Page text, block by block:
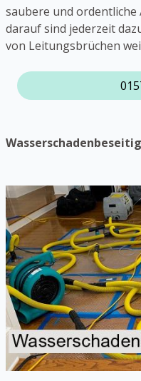
saubere und
darauf sind jederzeit
von Leitungsbrüchen